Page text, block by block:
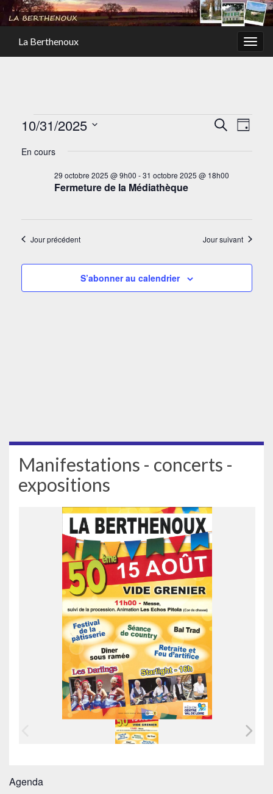
La Berthenoux
Évènements for 31
et
de
Recherche
vues
Jour
10/31/2025
une
En cours
Fermeture de la Médiathèque
29 octobre 2025 @ 9h00 -31 octobre 2025 @ 18h00
Jour précédent Jour suivant
S’abonner au calendrier
Manifestations - concerts -
expositions
Agenda